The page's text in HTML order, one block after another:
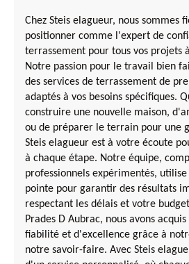
Chez Steis elagueur, nous sommes
positionner comme l'expert de
terrassement pour tous vos projets
Notre passion pour le travail bien
des services de terrassement de
adaptés à vos besoins spécifiques.
construire une nouvelle maison,
ou de préparer le terrain pour une
Steis elagueur est à votre écoute
à chaque étape. Notre équipe,
professionnels expérimentés,
pointe pour garantir des résultats
respectant les délais et votre
Prades D Aubrac, nous avons
fiabilité et d'excellence grâce à
notre savoir-faire. Avec Steis